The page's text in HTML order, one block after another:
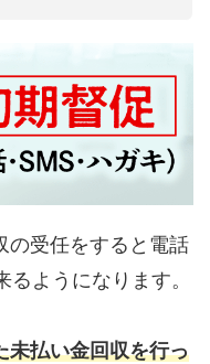
の受任をすると電話
ようになります。
未払い金回収を行っ